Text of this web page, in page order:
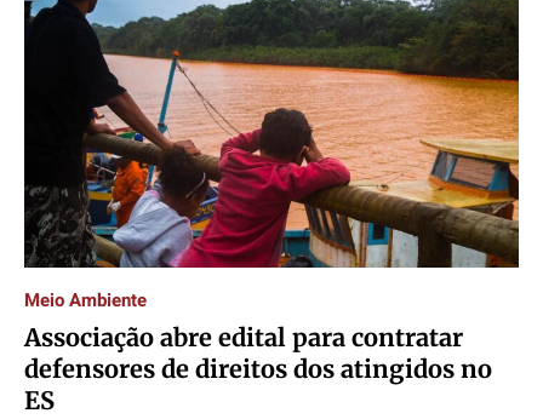
Meio Ambiente
Associação abre edital para contratar
defensores de direitos dos atingidos no
ES